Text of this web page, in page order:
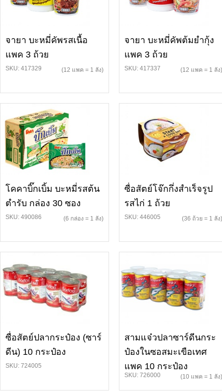
จายา บะหมี่คัพรสเนื้อ
แพค 3 ถ้วย
SKU: 417329 (12 แพค = 1 ลัง)
จายา บะหมี่คัพต้มยำกุ้ง
แพค 3 ถ้วย
SKU: 417337 (12 แพค = 1 ลัง)
โคคาบิ๊กเบิ้ม บะหมี่รสต้น
ตำรับ กล่อง 30 ซอง
SKU: 490086 (6 กล่อง = 1 ลัง)
ซื่อสัตย์โจ๊กกึ่งสำเร็จรูป
รสไก่ 1 ถ้วย
SKU: 446005 (36 ถ้วย = 1 ลัง)
ซื่อสัตย์ปลากระป๋อง (ซาร์
ดีน) 10 กระป๋อง
SKU: 724005
สามแจ๋วปลาซาร์ดีนกระ
ป๋องในซอสมะเขือเทศ
แพค 10 กระป๋อง
SKU: 726000 (10 แพค = 1 ลัง)